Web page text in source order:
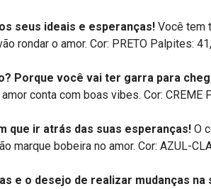
seus ideais e esperanças! Você tem
rondar o amor. Cor: PRETO Palpites:
Porque você vai ter garra para
conta com boas vibes. Cor: CREME
que ir atrás das suas esperanças! O
bobeira no amor. Cor: AZUL-
e o desejo de realizar mudanças na